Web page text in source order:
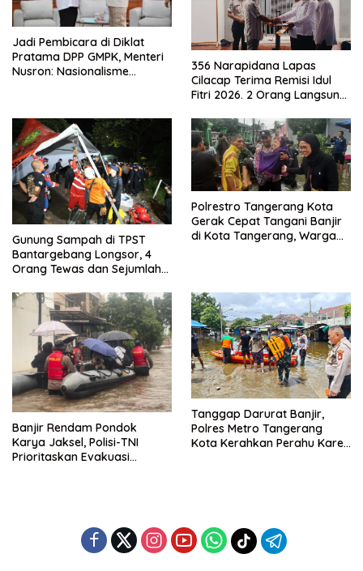
Jadi Pembicara di Diklat
Pratama DPP GMPK, Menteri
Nusron: Nasionalisme
356 Narapidana Lapas
Cilacap Terima Remisi Idul
Fitri 2026. 2 Orang Langsung
Gunung Sampah di TPST
Bantargebang Longsor, 4
Orang Tewas dan Sejumlah
Polrestro Tangerang Kota
Gerak Cepat Tangani Banjir
di Kota Tangerang, Warga
Banjir Rendam Pondok
Karya Jaksel, Polisi-TNI
Prioritaskan Evakuasi
Tanggap Darurat Banjir,
Polres Metro Tangerang
Kota Kerahkan Perahu Karet